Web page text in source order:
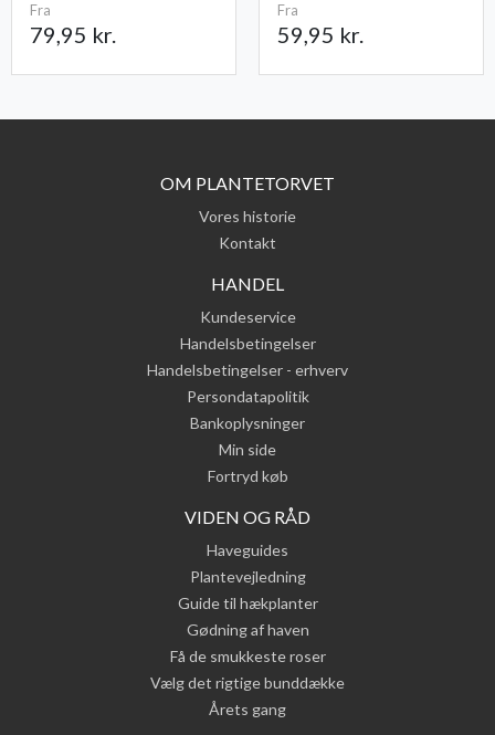
Fra
79,95 kr.
Fra
59,95 kr.
OM PLANTETORVET
Vores historie
Kontakt
HANDEL
Kundeservice
Handelsbetingelser
Handelsbetingelser - erhverv
Persondatapolitik
Bankoplysninger
Min side
Fortryd køb
VIDEN OG RÅD
Haveguides
Plantevejledning
Guide til hækplanter
Gødning af haven
Få de smukkeste roser
Vælg det rigtige bunddække
Årets gang